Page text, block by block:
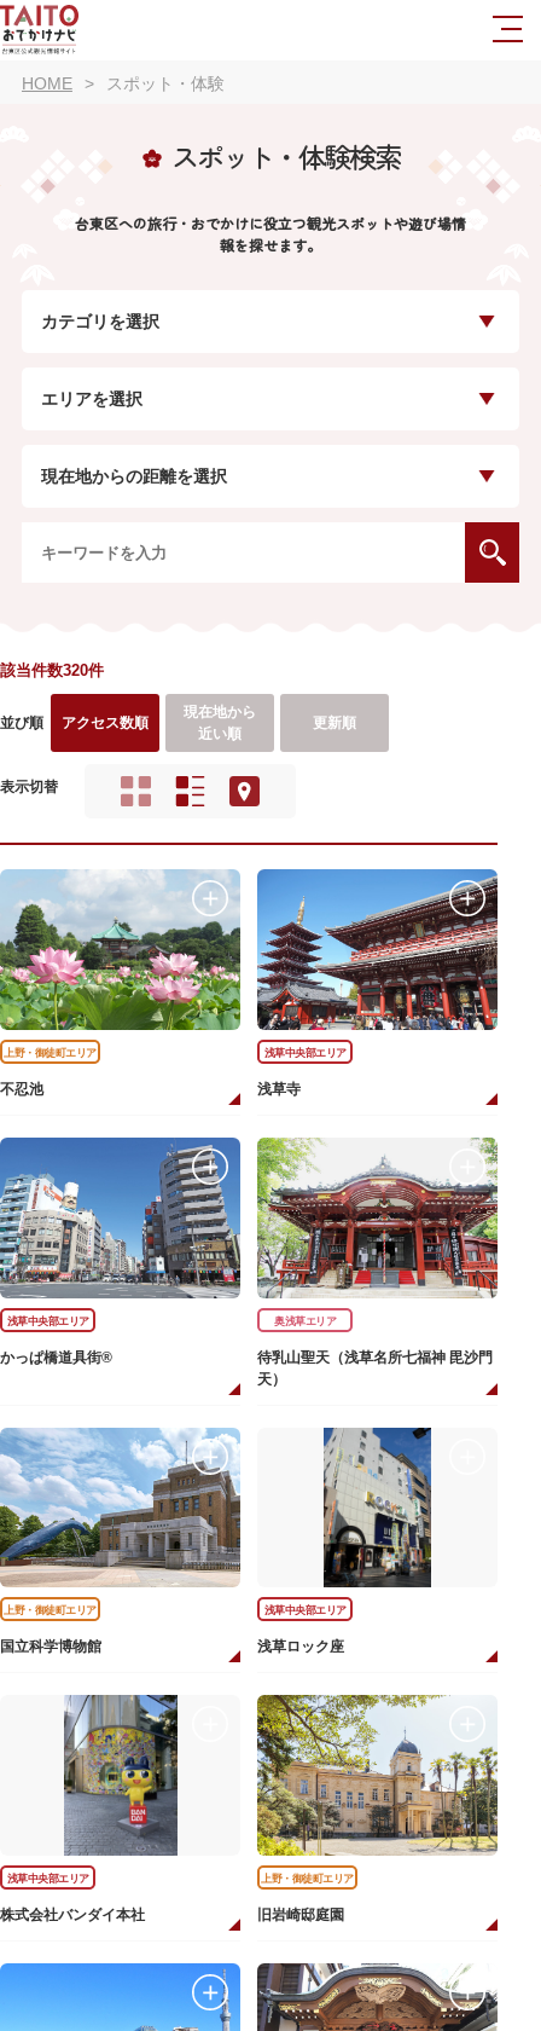
HOME スポット・体験
スポット・体験検索
台東区への旅行・おでかけに役立つ観光スポットや遊び場情
報を探せます。
カテゴリを選択
エリアを選択
現在地からの距離を選択
該当件数320件
並び順 アクセス数順
現在地から
近い順
更新順
表示切替
上野・御徒町エリア
不忍池
浅草中央部エリア
浅草寺
浅草中央部エリア
かっぱ橋道具街®
奥浅草エリア
待乳山聖天（浅草名所七福神 毘沙門
天）
上野・御徒町エリア
国立科学博物館
浅草中央部エリア
浅草ロック座
浅草中央部エリア
株式会社バンダイ本社
上野・御徒町エリア
旧岩崎邸庭園